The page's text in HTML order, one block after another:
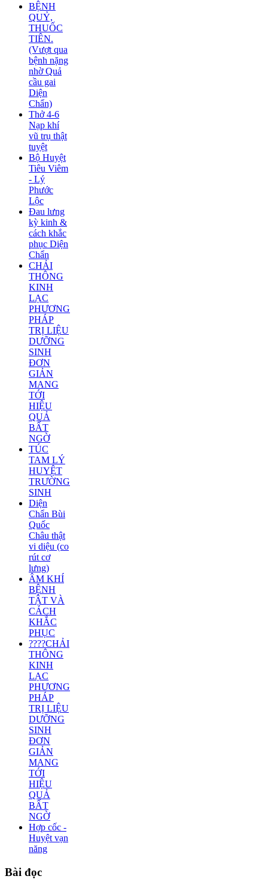
BỆNH
QUỶ,
THUỐC
TIÊN.
(Vượt qua
bệnh nặng
nhờ Quả
cầu gai
Diện
Chẩn)
Thở 4-6
Nạp khí
vũ trụ thật
tuyệt
Bộ Huyệt
Tiêu Viêm
- Lý
Phước
Lộc
Đau lưng
kỳ kinh &
cách khắc
phục Diện
Chẩn
CHẢI
THÔNG
KINH
LẠC
PHƯƠNG
PHÁP
TRỊ LIỆU
DƯỠNG
SINH
ĐƠN
GIẢN
MANG
TỚI
HIỆU
QUẢ
BẤT
NGỜ
TÚC
TAM LÝ
HUYỆT
TRƯỜNG
SINH
Diện
Chẩn Bùi
Quốc
Châu thật
vi diệu (co
rút cơ
lưng)
ÂM KHÍ
BỆNH
TẬT VÀ
CÁCH
KHẮC
PHỤC
????CHẢI
THÔNG
KINH
LẠC
PHƯƠNG
PHÁP
TRỊ LIỆU
DƯỠNG
SINH
ĐƠN
GIẢN
MANG
TỚI
HIỆU
QUẢ
BẤT
NGỜ
Hợp cốc -
Huyệt vạn
năng
Bài đọc